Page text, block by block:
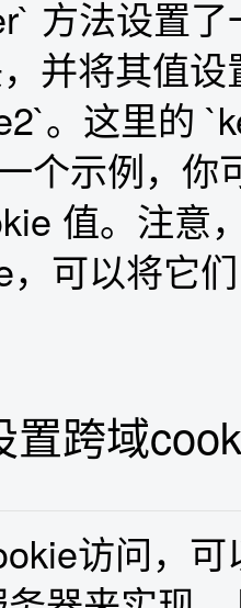
方法设置
并将其值
。这里的
个示例，你
值。注意
可以将它
置跨域
访问，